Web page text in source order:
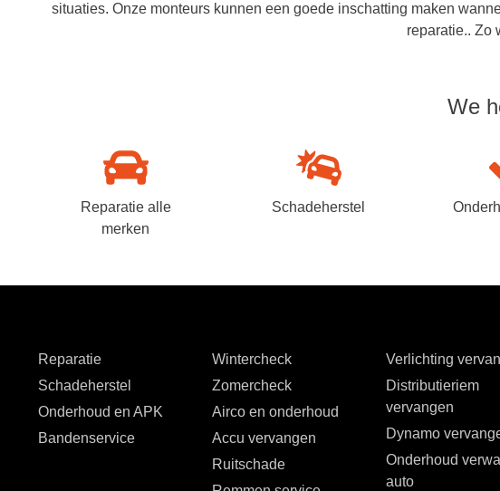
situaties. Onze monteurs kunnen een goede inschatting maken
reparatie.. Zo
We
Reparatie alle
merken
Schadeherstel
Reparatie
Schadeherstel
Onderhoud en APK
Bandenservice
Wintercheck
Zomercheck
Airco en onderhoud
Accu vervangen
Ruitschade
Verlichting
Distributieriem
vervangen
Dynamo
Onderhoud
auto